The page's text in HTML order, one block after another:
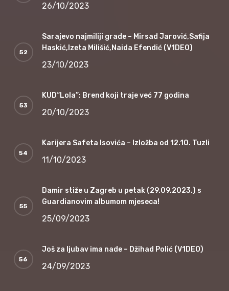
26/10/2023
Sarajevo najmiliji grade – Mirsad Jarović,Safija
Haskić,Izeta Milišić,Naida Efendić (V1DEO)
23/10/2023
KUD“Lola”: Brend koji traje već 77 godina
20/10/2023
Karijera Safeta Isovića – Izložba od 12.10. Tuzli
11/10/2023
Damir stiže u Zagreb u petak (29.09.2023.) s
Guardianovim albumom mjeseca!
25/09/2023
Još za ljubav ima nade – Džihad Polić (V1DEO)
24/09/2023